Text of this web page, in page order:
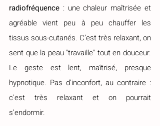
radiofréquence : une chaleur maîtrisée et
agréable vient peu à peu chauffer les
tissus sous-cutanés. C’est très relaxant, on
sent que la peau "travaille" tout en douceur.
Le geste est lent, maîtrisé, presque
hypnotique. Pas d’inconfort, au contraire :
c'est très relaxant et on pourrait
s’endormir.